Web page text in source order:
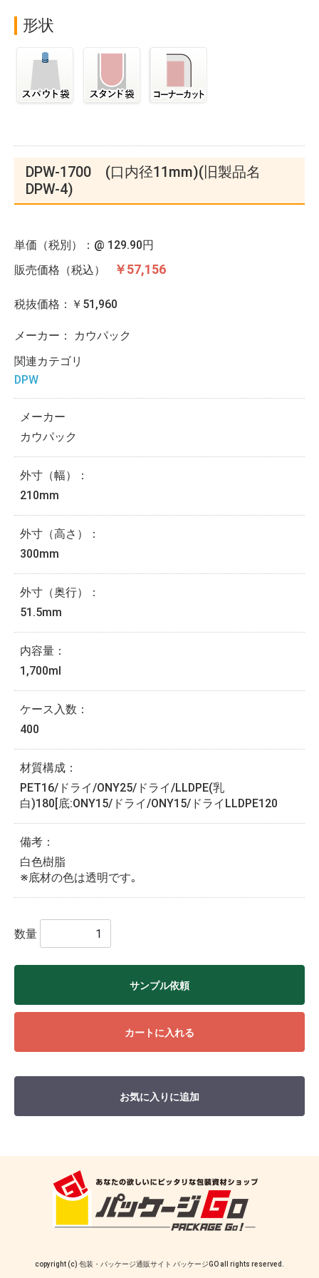
形状
DPW-1700 (口内径11mm)(旧製品名
DPW-4)
単価（税別）：@ 129.90円
販売価格（税込）
￥57,156
税抜価格：￥51,960
メーカー：
カウパック
関連カテゴリ
DPW
メーカー
カウパック
外寸（幅）：
210mm
外寸（高さ）：
300mm
外寸（奥行）：
51.5mm
内容量：
1,700ml
ケース入数：
400
材質構成：
PET16/ドライ/ONY25/ドライ/LLDPE(乳
白)180[底:ONY15/ドライ/ONY15/ドライLLDPE120
備考：
白色樹脂
※底材の色は透明です｡
数量
サンプル依頼
カートに入れる
お気に入りに追加
copyright (c) 包装・パッケージ通販サイト パッケージGO all rights reserved.